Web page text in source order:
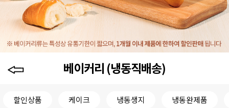
베이커리 (냉동직배송)
할인상품 케이크 냉동생지 냉동완제품